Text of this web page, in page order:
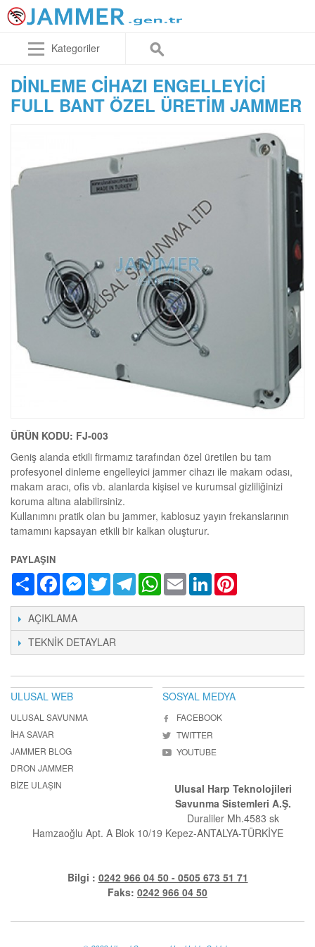
Kategoriler
DINLEME CIHAZI ENGELLEYICI
FULL BANT ÖZEL ÜRETIM JAMMER
ÜRÜN KODU: FJ-003
Geniş alanda etkili firmamız tarafından özel üretilen bu tam
profesyonel dinleme engelleyici jammer cihazı ile makam odası,
makam aracı, ofis vb. alanlarda kişisel ve kurumsal gizliliğinizi
koruma altına alabilirsiniz.
Kullanımnı pratik olan bu jammer, kablosuz yayın frekanslarının
tamamını kapsayan etkili bir kalkan oluşturur.
PAYLAŞIN
Share FacebookMessenger
TwitterTelegramWhatsApp
Email LinkedIn
AÇIKLAMA
TEKNIK DETAYLAR
ULUSAL WEB
ULUSAL SAVUNMA
İHA SAVAR
JAMMER BLOG
DRON JAMMER
BIZE ULAŞIN
SOSYAL MEDYA
FACEBOOK
TWITTER
YOUTUBE
Ulusal Harp Teknolojileri
Savunma Sistemleri A.Ş.
Duraliler Mh.4583 sk
Hamzaoğlu Apt. A Blok 10/19 Kepez-ANTALYA-TÜRKİYE
Bilgi : 0242 966 04 50 - 0505 673 51 71
Faks: 0242 966 04 50